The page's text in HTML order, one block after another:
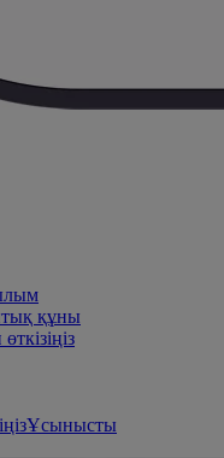
құны
Ұсынысты